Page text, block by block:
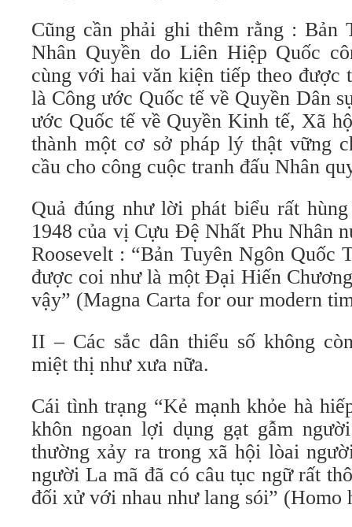
Cũng cần phải ghi thêm rằng : Bản
Nhân Quyền do Liên Hiệp Quốc
cùng với hai văn kiện tiếp theo được
là Công ước Quốc tế về Quyền Dân
ước Quốc tế về Quyền Kinh tế, Xã
thành một cơ sở pháp l‎ý thật vững
cầu cho công cuộc tranh đấu Nhân
Quả đúng như lời phát biểu rất
1948 của vị Cựu Đệ Nhất Phu Nhân
Roosevelt : “Bản Tuyên Ngôn Quốc
được coi như là một Đại Hiến
vậy” (Magna Carta for our modern
II – Các sắc dân thiểu số không
miệt thị như xưa nữa.
Cái tình trạng “Kẻ mạnh khỏe hà
khôn ngoan lợi dụng gạt gẫm
thường xảy ra trong xã hội lòai
người La mã đã có câu tục ngữ rất
đối xử với nhau như lang sói” (Homo